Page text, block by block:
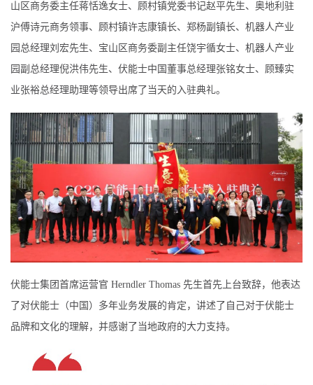
山区商务委主任蒋恬逸女士、顾村镇党委书记赵平先生、奥地利驻
沪傅诗元商务领事、顾村镇许志康镇长、郑杨副镇长、机器人产业
园总经理刘宏先生、宝山区商务委副主任饶宇循女士、机器人产业
园副总经理倪洪伟先生、伏能士中国董事总经理张铭女士、顾臻实
业张裕总经理助理等领导出席了当天的入驻典礼。
伏能士集团首席运营官 Herndler Thomas 先生首先上台致辞，他表达
了对伏能士（中国）多年业务发展的肯定，讲述了自己对于伏能士
品牌和文化的理解，并感谢了当地政府的大力支持。